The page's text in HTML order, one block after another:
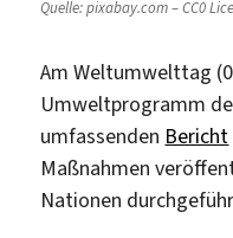
Quelle: pixabay.com – CC0
Am Weltumwelttag
Umweltprogramm
umfassenden Bericht
Maßnahmen
Nationen